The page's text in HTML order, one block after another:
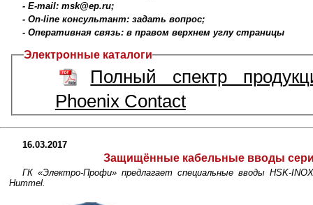
- E-mail: msk@ep.ru;
- On-line консультант: задать вопрос;
- Оперативная связь: в правом верхнем углу страницы
Электронные каталоги
Полный спектр
Phoenix Contact
16.03.2017
Защищённые кабельные вводы
ГК «Электро-Профи» предлагает специальные вводы HSK-
Hummel.